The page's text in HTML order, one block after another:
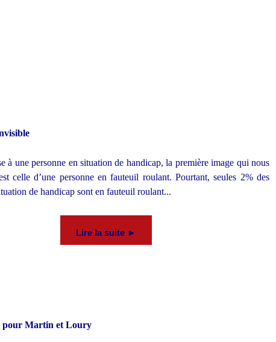
à une personne en situation de handicap, la première image qui nous
celle d’une personne en fauteuil roulant. Pourtant, seules 2% des
de handicap sont en fauteuil roulant...
Lire la suite ►
pour Martin et Loury